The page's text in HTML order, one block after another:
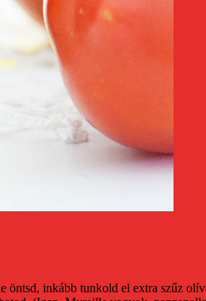
öntsd, inkább tunkold el extra szűz